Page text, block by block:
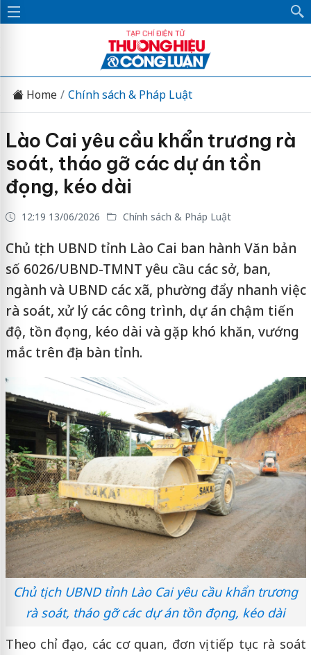
Home Chính sách & Pháp Luật
Lào Cai yêu cầu khẩn trương rà
soát, tháo gỡ các dự án tồn
đọng, kéo dài
12:19 13/06/2026 Chính sách & Pháp Luật
Chủ tịch UBND tỉnh Lào Cai ban hành Văn bản
số 6026/UBND-TMNT yêu cầu các sở, ban,
ngành và UBND các xã, phường đẩy nhanh việc
rà soát, xử lý các công trình, dự án chậm tiến
độ, tồn đọng, kéo dài và gặp khó khăn, vướng
mắc trên địa bàn tỉnh.
Chủ tịch UBND tỉnh Lào Cai yêu cầu khẩn trương
rà soát, tháo gỡ các dự án tồn đọng, kéo dài
Theo chỉ đạo, các cơ quan, đơn vị tiếp tục rà soát